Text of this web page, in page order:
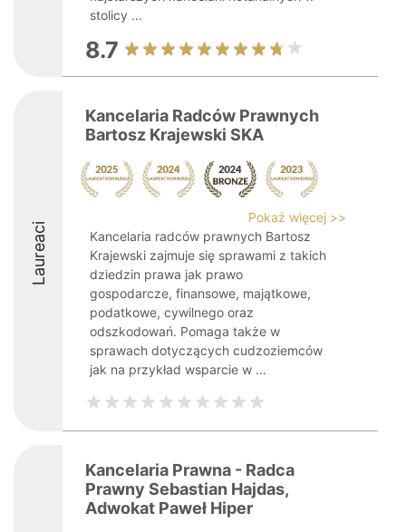
stolicy ...
8.7
Laureaci
Kancelaria Radców Prawnych
Bartosz Krajewski SKA
Pokaż więcej >>
Kancelaria radców prawnych Bartosz
Krajewski zajmuje się sprawami z takich
dziedzin prawa jak prawo
gospodarcze, finansowe, majątkowe,
podatkowe, cywilnego oraz
odszkodowań. Pomaga także w
sprawach dotyczących cudzoziemców
jak na przykład wsparcie w ...
Kancelaria Prawna - Radca
Prawny Sebastian Hajdas,
Adwokat Paweł Hiper